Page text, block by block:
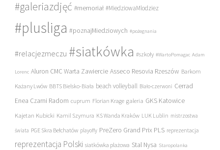
#galeriazdjęć #memoriał #MiedziowaMlodziez
#plusliga #poznajMiedziowych #pożegnania
#relacjezmeczu #siatkówka #szkoły #WartoPomagac Adam
Lorenc Aluron CMC Warta Zawiercie Asseco Resovia Rzeszów Barkom
Każany Lwów BBTS Bielsko-Biała beach volleyball Biało-czerwoni Cerrad
Enea Czarni Radom cuprum Florian Krage galeria GKS Katowice
Kajetan Kubicki Kamil Szymura KS Wanda Kraków LUK Lublin mistrzostwa
świata PGE Skra Bełchatów playoffy PreZero Grand Prix PLS reprezentacja
reprezentacja Polski siatkówka plażowa Stal Nysa Staropolanka